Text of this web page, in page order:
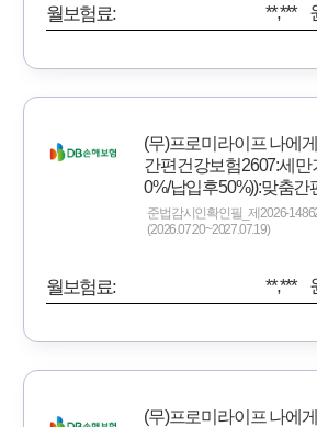
월보험료: **,***
(무)프로미라이프 나에
간편건강보험2607:세
0%/납입후50%)):맞춤간
준법감시인확인필_제2026-
(2026.07.20~2027.07.19)
월보험료: **,***
(무)프로미라이프 나에